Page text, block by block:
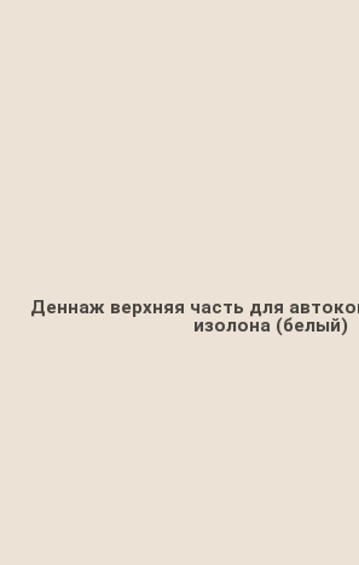
Деннаж верхняя часть для
изолона (белый)